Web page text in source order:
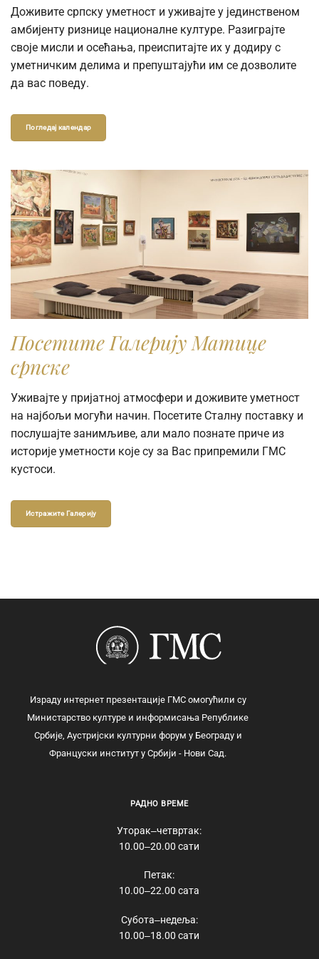
Доживите српску уметност и уживајте у јединственом
амбијенту ризнице националне културе. Разиграјте
своје мисли и осећања, преиспитајте их у додиру с
уметничким делима и препуштајући им се дозволите
да вас поведу.
Погледај календар
Посетите Галерију Матице
српске
Уживајте у пријатној атмосфери и доживите уметност
на најбољи могући начин. Посетите Сталну поставку и
послушајте занимљиве, али мало познате приче из
историје уметности које су за Вас припремили ГМС
кустоси.
Истражите Галерију
Израду интернет презентације ГМС омогућили су
Министарство културе и информисања Републике
Србије, Аустријски културни форум у Београду и
Француски институт у Србији - Нови Сад.
РАДНО ВРЕМЕ
Уторак‒четвртак:
10.00‒20.00 сати
Петак:
10.00‒22.00 сата
Субота‒недеља:
10.00‒18.00 сати